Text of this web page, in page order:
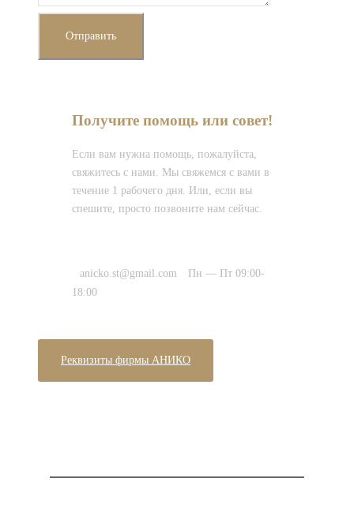
Получите помощь или совет!
Если вам нужна помощь, пожалуйста,
свяжитесь с нами. Мы свяжемся с вами в
течение 1 рабочего дня. Или, если вы
спешите, просто позвоните нам сейчас.
anicko.st@gmail.com
Пн — Пт 09:00-
18:00
Реквизиты фирмы АНИКО